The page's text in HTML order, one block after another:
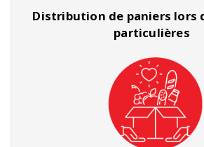
Distribution de paniers lors
particulières